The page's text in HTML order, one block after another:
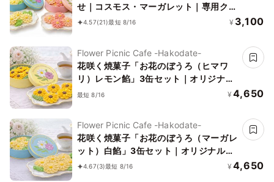
せ｜コスモス・マーガレット｜専用クリ
アケース付き｜
4.57(21)最短 8/16 ¥ 3,100
Flower Picnic Cafe -Hakodate-
花咲く焼菓子「お花のぼうろ（ヒマワ
リ）レモン餡」3缶セット｜オリジナル
紙袋を3枚
最短 8/16 ¥ 4,650
Flower Picnic Cafe -Hakodate-
花咲く焼菓子「お花のぼうろ（マーガレ
ット）白餡」3缶セット｜オリジナル紙
袋を3枚
4.67(3)最短 8/16 ¥ 4,650